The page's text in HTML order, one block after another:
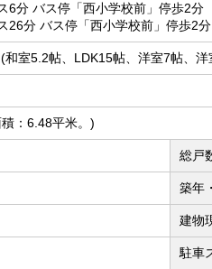
6分 バス停「西小学校前」停歩2分
26分 バス停「西小学校前」停歩2分
室5.2帖、LDK15帖、洋室7帖、
：6.48平米。)
総戸
築年
建物
駐車